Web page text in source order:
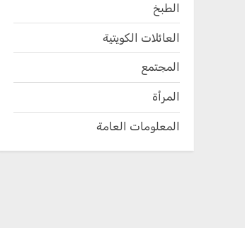
الطبخ
العائلات الكويتية
المجتمع
المرأة
المعلومات العامة